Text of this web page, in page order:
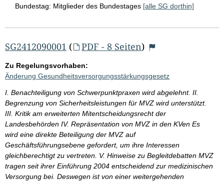
Bundestag: Mitglieder des Bundestages [alle SG dorthin]
SG2412090001 ( PDF - 8 Seiten)
Zu Regelungsvorhaben:
Änderung Gesundheitsversorgungsstärkungsgesetz
I. Benachteiligung von Schwerpunktpraxen wird abgelehnt. II.
Begrenzung von Sicherheitsleistungen für MVZ wird unterstützt.
III. Kritik am erweiterten Mitentscheidungsrecht der
Landesbehörden IV. Repräsentation von MVZ in den KVen Es
wird eine direkte Beteiligung der MVZ auf
Geschäftsführungsebene gefordert, um ihre Interessen
gleichberechtigt zu vertreten. V. Hinweise zu Begleitdebatten MVZ
tragen seit ihrer Einführung 2004 entscheidend zur medizinischen
Versorgung bei. Deswegen ist von einer weitergehenden